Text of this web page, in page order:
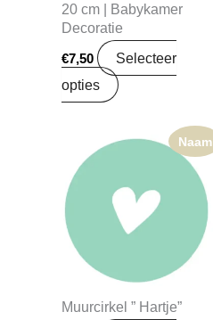
20 cm | Babykamer
Decoratie
€7,50
Selecteer
opties
Naam
Muurcirkel ” Hartje”